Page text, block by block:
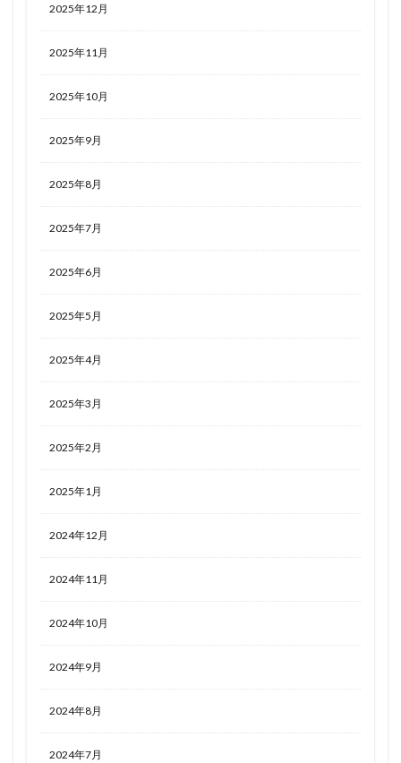
2025年12月
2025年11月
2025年10月
2025年9月
2025年8月
2025年7月
2025年6月
2025年5月
2025年4月
2025年3月
2025年2月
2025年1月
2024年12月
2024年11月
2024年10月
2024年9月
2024年8月
2024年7月